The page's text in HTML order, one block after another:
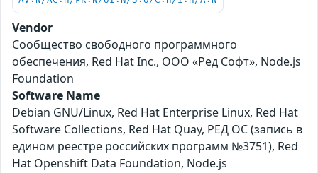
Vendor
Сообщество свободного программного
обеспечения, Red Hat Inc., ООО «Ред Софт», Node.js
Foundation
Software Name
Debian GNU/Linux, Red Hat Enterprise Linux, Red Hat
Software Collections, Red Hat Quay, РЕД ОС (запись в
едином реестре российских программ №3751), Red
Hat Openshift Data Foundation, Node.js